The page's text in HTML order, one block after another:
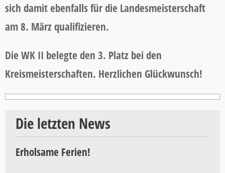
sich damit ebenfalls für die Landesmeisterschaft
am 8. März qualifizieren.
Die WK II belegte den 3. Platz bei den
Kreismeisterschaften. Herzlichen Glückwunsch!
Die letzten News
Erholsame Ferien!